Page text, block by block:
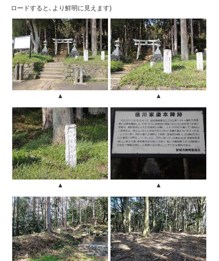
ロードすると､より鮮明に見えます)
▲ ▲
▲ ▲